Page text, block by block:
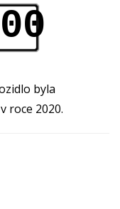
byla
v roce 2020.